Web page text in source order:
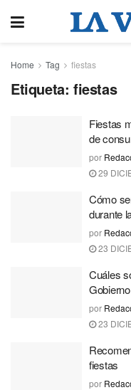
Home Tag fiestas
Etiqueta: fiestas
Fiestas
de
por
29
Cómo
durante
por
23
Cuáles
por
23
fiestas
por